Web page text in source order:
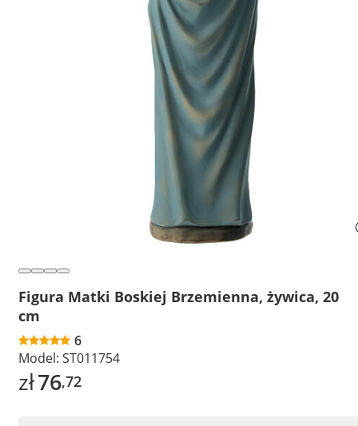
Figura Matki Boskiej Brzemienna, żywica, 20
cm
6
Model: ST011754
zł76,72